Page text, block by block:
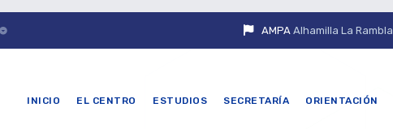
AMPA Alhamilla La Rambla
INICIO EL CENTRO ESTUDIOS SECRETARÍA ORIENTACIÓN